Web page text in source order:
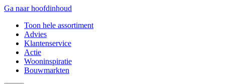
Ga naar hoofdinhoud
Toon hele assortiment
Advies
Klantenservice
Actie
Wooninspiratie
Bouwmarkten